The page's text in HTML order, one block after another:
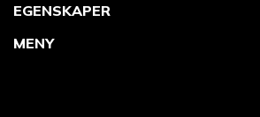
EGENSKAPER
MENY